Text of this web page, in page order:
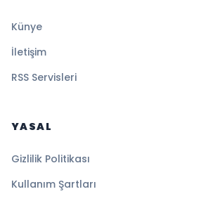
Künye
İletişim
RSS Servisleri
YASAL
Gizlilik Politikası
Kullanım Şartları